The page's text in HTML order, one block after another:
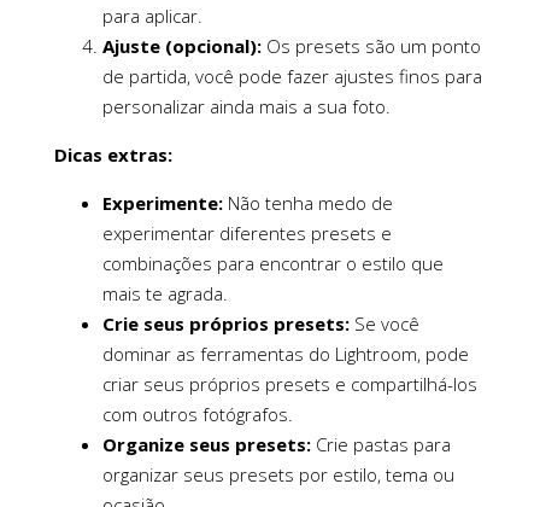
para aplicar.
Ajuste (opcional): Os presets são um ponto
de partida, você pode fazer ajustes finos para
personalizar ainda mais a sua foto.
Dicas extras:
Experimente: Não tenha medo de
experimentar diferentes presets e
combinações para encontrar o estilo que
mais te agrada.
Crie seus próprios presets: Se você
dominar as ferramentas do Lightroom, pode
criar seus próprios presets e compartilhá-los
com outros fotógrafos.
Organize seus presets: Crie pastas para
organizar seus presets por estilo, tema ou